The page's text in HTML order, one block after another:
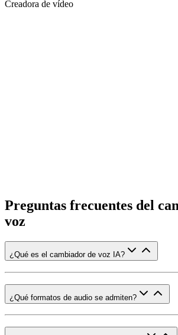
Preguntas frecuentes del
voz
¿Qué es el cambiador de voz IA?
¿Qué formatos de audio se admiten?